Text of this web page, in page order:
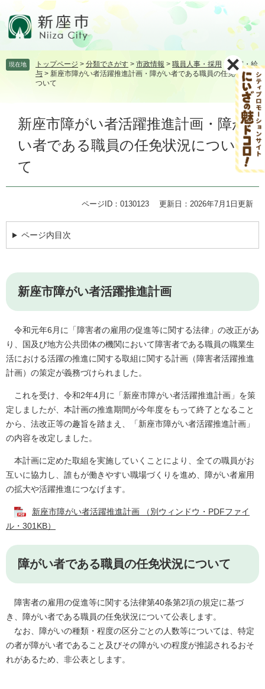
頭飛 現在地 トップページ > 分類でさがす > 市政情報 > 職員人事・採用 >制度・給
与 > 新座市障がい者活躍推進計画・障がい者である職員の任免状況に
ついて
新座市障がい者活躍推進計画・障が
い者である職員の任免状況につい
て
ページID：0130123 更新日：2026年7月1日更新
ページ内目次
新座市障がい者活躍推進計画
令和元年6月に「障害者の雇用の促進等に関する法律」の改正があ
り、国及び地方公共団体の機関において障害者である職員の職業生
活における活躍の推進に関する取組に関する計画（障害者活躍推進
計画）の策定が義務づけられました。
これを受け、令和2年4月に「新座市障がい者活躍推進計画」を策
定しましたが、本計画の推進期間が今年度をもって終了となること
から、法改正等の趣旨を踏まえ、「新座市障がい者活躍推進計画」
の内容を改定しました。
本計画に定めた取組を実施していくことにより、全ての職員がお
互いに協力し、誰もが働きやすい職場づくりを進め、障がい者雇用
の拡大や活躍推進につなげます。
新座市障がい者活躍推進計画 （別ウィンドウ・PDFファイ
ル・301KB）
障がい者である職員の任免状況について
障害者の雇用の促進等に関する法律第40条第2項の規定に基づ
き、障がい者である職員の任免状況について公表します。
なお、障がいの種類・程度の区分ごとの人数等については、特定
の者が障がい者であること及びその障がいの程度が推認されるおそ
れがあるため、非公表とします。